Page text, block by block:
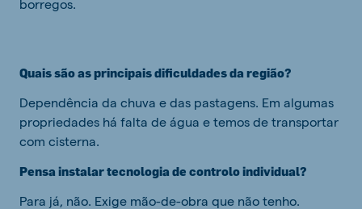
borregos.
Quais são as principais dificuldades da região?
Dependência da chuva e das pastagens. Em algumas
propriedades há falta de água e temos de transportar
com cisterna.
Pensa instalar tecnologia de controlo individual?
Para já, não. Exige mão-de-obra que não tenho.